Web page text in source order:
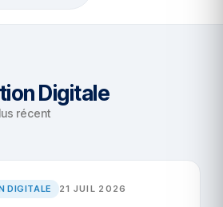
Digitale
récent
DIGITALE 21 JUIL 2026